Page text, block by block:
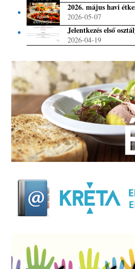
2026. május havi
2026-05-07
Jelentkezés első
2026-04-19